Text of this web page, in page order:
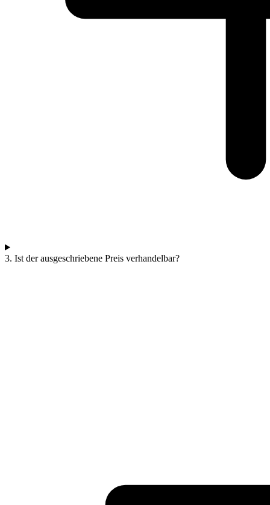
3. Ist der ausgeschriebene Preis verhandelbar?